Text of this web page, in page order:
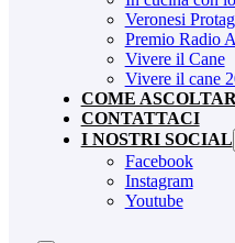
Veronesi
Premio Radio
Vivere il Cane
Vivere il cane
COME
CONTATTACI
I NOSTRI SOCIAL
Facebook
Instagram
Youtube